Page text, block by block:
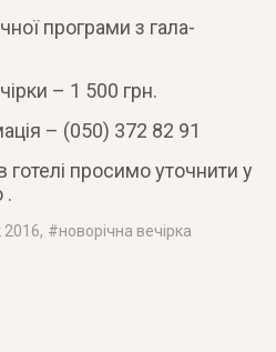
програми з гала-
– 1 500 грн.
– (050) 372 82 91
просимо уточнити у
.
2016, #новорічна вечірка